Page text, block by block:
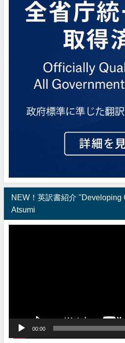
NEW！英訳書紹介 "Developing
Atsumi
00:00